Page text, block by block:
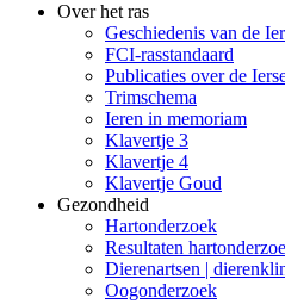
Over het ras
Geschiedenis van de
FCI-rasstandaard
Publicaties over de
Trimschema
Ieren in memoriam
Klavertje 3
Klavertje 4
Klavertje Goud
Gezondheid
Hartonderzoek
Resultaten
Dierenartsen |
Oogonderzoek